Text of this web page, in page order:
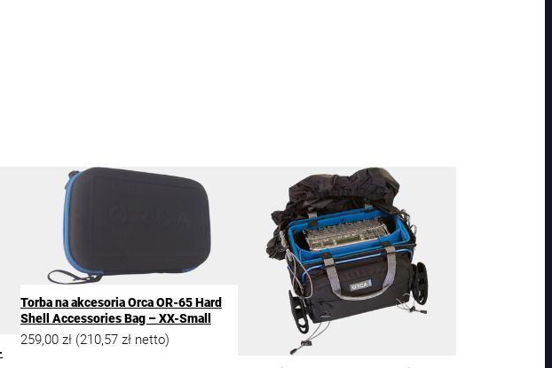
Torba na akcesoria Orca OR-65 Hard
Shell Accessories Bag – XX-Small
259,00 zł (210,57 złnetto)